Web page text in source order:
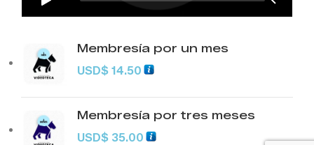
Membresía por un mes
USD$ 14.50
Membresía por tres meses
USD$ 35.00